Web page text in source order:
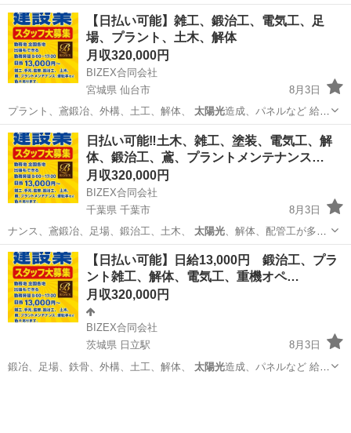
管理業務をお任せします。(野立て太陽光発電、屋根置き太陽光発電な
ど) 福祉情報:<諸手当> 残業手当(管理職は無し) 通勤手当 資格手当 家
族手当 住宅手当(規定あ...
正社員
【日払い可能】雑工、鍛治工、電気工、足
場、プラント、土木、解体
月収320,000円
BIZEX合同会社
宮城県 仙台市
8月3日
プラント、鳶鍛冶、外構、土工、解体、 太陽光造成、パネルなど 給
料、未経験者12…
宮城 仙台市 土木 協力会社
日払い可能‼️土木、雑工、塗装、電気工、解
体、鍛治工、鳶、プラントメンテナンス…
月収320,000円
BIZEX合同会社
千葉県 千葉市
8月3日
ナンス、鳶鍛冶、足場、鍛治工、土木、 太陽光、解体、配管工が多い
です。 日給1…
千葉 千葉市 その他 鍛治
【日払い可能】日給13,000円 鍛治工、プラ
ント雑工、解体、電気工、重機オペ…
月収320,000円
BIZEX合同会社
茨城県 日立駅
8月3日
鍛冶、足場、鉄骨、外構、土工、解体、 太陽光造成、パネルなど 給